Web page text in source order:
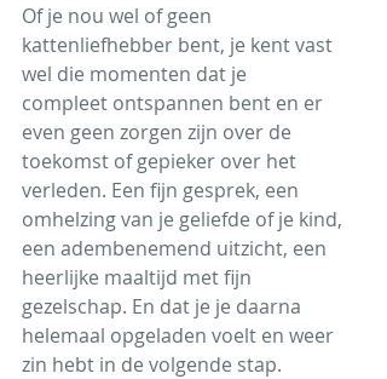
Of je nou wel of geen
kattenliefhebber bent, je kent vast
wel die momenten dat je
compleet ontspannen bent en er
even geen zorgen zijn over de
toekomst of gepieker over het
verleden. Een fijn gesprek, een
omhelzing van je geliefde of je kind,
een adembenemend uitzicht, een
heerlijke maaltijd met fijn
gezelschap. En dat je je daarna
helemaal opgeladen voelt en weer
zin hebt in de volgende stap.